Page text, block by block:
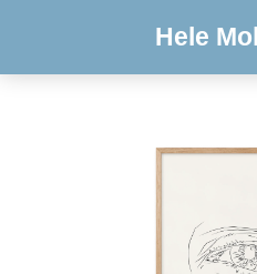
Hele